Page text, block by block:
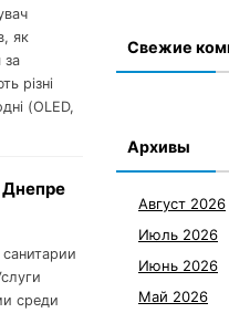
як
за
різні
(OLED,
среди
Свежие
Архивы
Август 2026
Июль 2026
Июнь 2026
Май 2026